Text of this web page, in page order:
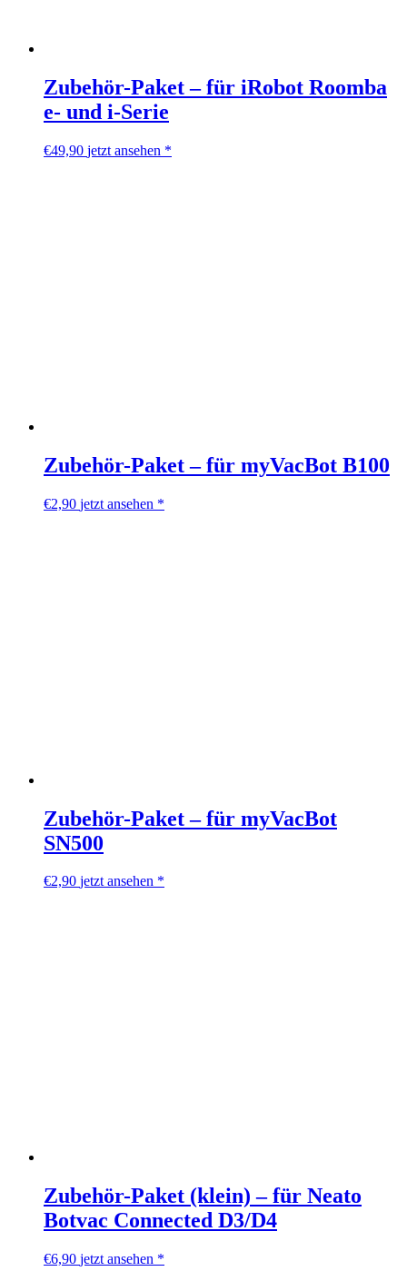
Zubehör-Paket – für iRobot Roomba
e- und i-Serie
€49,90 jetzt ansehen *
Zubehör-Paket – für myVacBot B100
€2,90 jetzt ansehen *
Zubehör-Paket – für myVacBot
SN500
€2,90 jetzt ansehen *
Zubehör-Paket (klein) – für Neato
Botvac Connected D3/D4
€6,90 jetzt ansehen *